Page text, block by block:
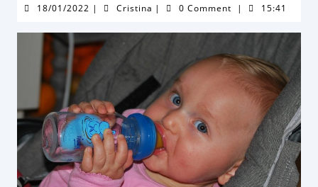
18/01/2022 18/01/2022
| Cristina Cristina
| 0 Comment | 15:41